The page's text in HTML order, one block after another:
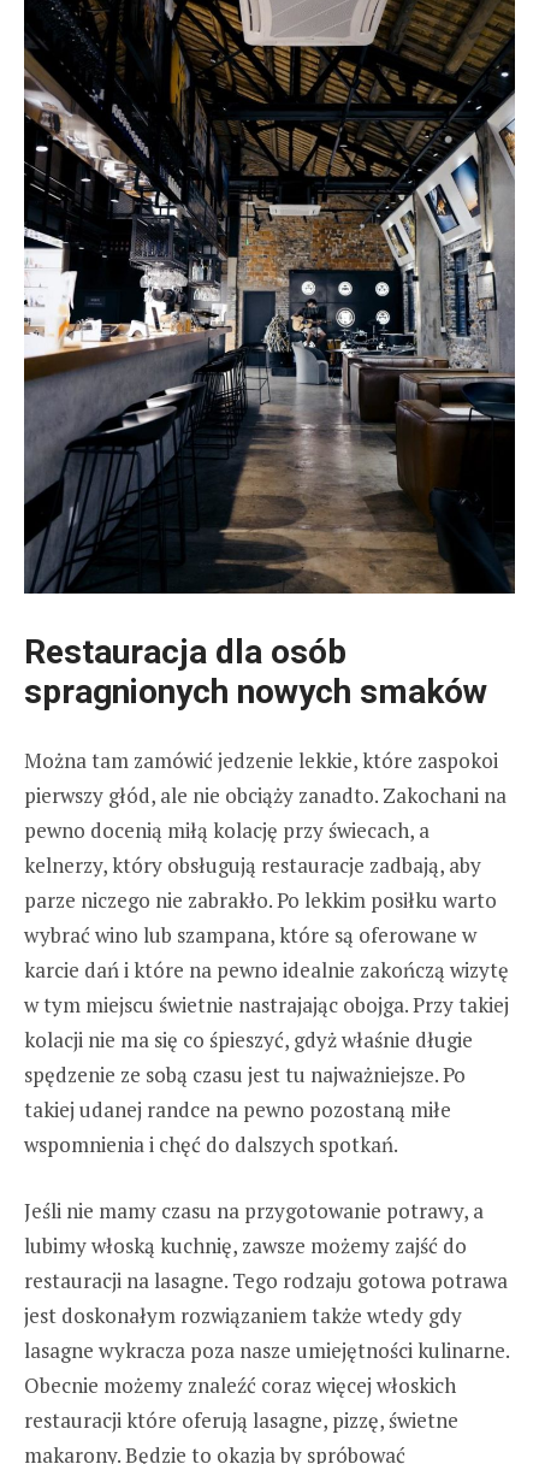
Restauracja dla osób
spragnionych nowych smaków
Można tam zamówić jedzenie lekkie, które zaspokoi
pierwszy głód, ale nie obciąży zanadto. Zakochani na
pewno docenią miłą kolację przy świecach, a
kelnerzy, który obsługują restauracje zadbają, aby
parze niczego nie zabrakło. Po lekkim posiłku warto
wybrać wino lub szampana, które są oferowane w
karcie dań i które na pewno idealnie zakończą wizytę
w tym miejscu świetnie nastrajając obojga. Przy takiej
kolacji nie ma się co śpieszyć, gdyż właśnie długie
spędzenie ze sobą czasu jest tu najważniejsze. Po
takiej udanej randce na pewno pozostaną miłe
wspomnienia i chęć do dalszych spotkań.
Jeśli nie mamy czasu na przygotowanie potrawy, a
lubimy włoską kuchnię, zawsze możemy zajść do
restauracji na lasagne. Tego rodzaju gotowa potrawa
jest doskonałym rozwiązaniem także wtedy gdy
lasagne wykracza poza nasze umiejętności kulinarne.
Obecnie możemy znaleźć coraz więcej włoskich
restauracji które oferują lasagne, pizzę, świetne
makarony. Będzie to okazja by spróbować